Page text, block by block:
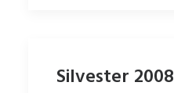
Silvester 2008